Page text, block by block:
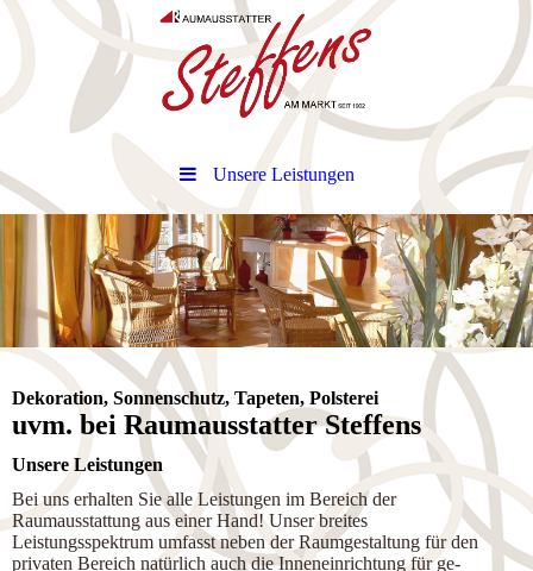
Unsere Leistungen
Dekoration, Son­nen­schutz, Tapeten, Polsterei
uvm. bei Raumausstatter Steffens
Unsere Leistungen
Bei uns erhalten Sie alle Leistungen im Bereich der
Raumausstattung aus einer Hand! Unser breites
Leistungsspektrum umfasst neben der Raumgestaltung für den
privaten Bereich na­tür­lich auch die Inneneinrichtung für ge­